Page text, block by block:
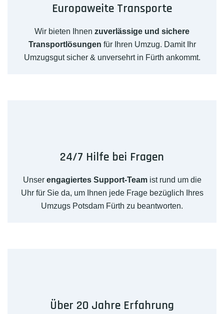
Europaweite Transporte
Wir bieten Ihnen zuverlässige und sichere
Transportlösungen für Ihren Umzug. Damit Ihr
Umzugsgut sicher & unversehrt in Fürth ankommt.
24/7 Hilfe bei Fragen
Unser engagiertes Support-Teamist rund um die
Uhr für Sie da, um Ihnen jede Frage bezüglich Ihres
Umzugs Potsdam Fürth zu beantworten.
Über 20 Jahre Erfahrung